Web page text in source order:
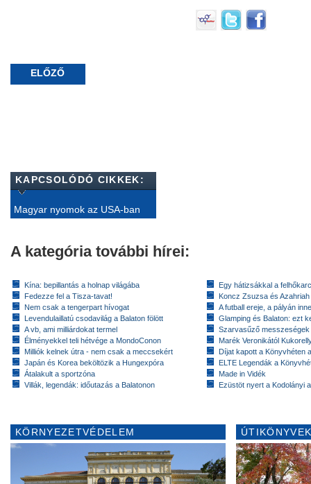
ELŐZŐ
KAPCSOLÓDÓ CIKKEK:
Magyar nyomok az USA-ban
A kategória további hírei:
Kína: bepillantás a holnap világába
Fedezze fel a Tisza-tavat!
Nem csak a tengerpart hívogat
Levendulaillatú csodavilág a Balaton fölött
A vb, ami milliárdokat termel
Élményekkel teli hétvége a MondoConon
Milliók kelnek útra - nem csak a meccsekért
Japán és Korea beköltözik a Hungexpóra
Átalakult a sportzóna
Villák, legendák: időutazás a Balatonon
Egy hátizsákkal a
Koncz Zsuzsa és
A futball ereje, a pályán
Glamping és Balaton: ezt
Szarvasűző messzeségek
Marék Veronikától
Díjat kapott a Könyvhéten
ELTE Legendák a
Made in Vidék
Ezüstöt nyert a Kodolányi
KÖRNYEZETVÉDELEM